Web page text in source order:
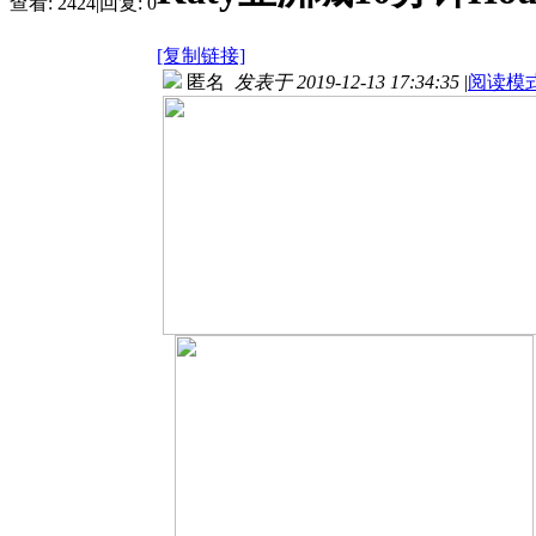
[复制链接]
匿名 发表于 2019-12-13 17:34:35 |阅读模